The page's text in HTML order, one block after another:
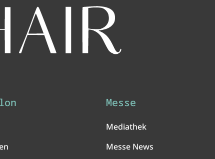
Messe
Mediathek
Messe News